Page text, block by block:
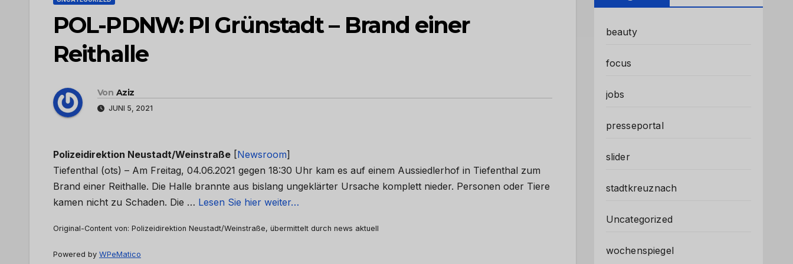
POL-PDNW: PI Grünstadt – Brand einer
Reithalle
Von Aziz
JUNI 5, 2021
Polizeidirektion Neustadt/Weinstraße [Newsroom]
Tiefenthal (ots) – Am Freitag, 04.06.2021 gegen 18:30 Uhr kam es auf einem Aussiedlerhof in Tiefenthal zum
Brand einer Reithalle. Die Halle brannte aus bislang ungeklärter Ursache komplett nieder. Personen oder Tiere
kamen nicht zu Schaden. Die … Lesen Sie hier weiter…
Original-Content von: Polizeidirektion Neustadt/Weinstraße, übermittelt durch news aktuell
Powered by WPeMatico
beauty
focus
jobs
presseportal
slider
stadtkreuznach
Uncategorized
wochenspiegel